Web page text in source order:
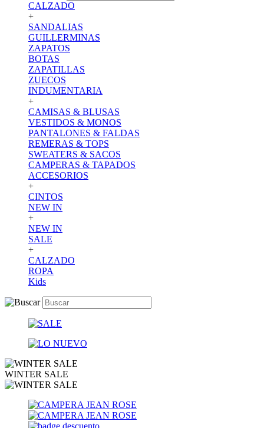
CALZADO
+
SANDALIAS
GUILLERMINAS
ZAPATOS
BOTAS
ZAPATILLAS
ZUECOS
INDUMENTARIA
+
CAMISAS & BLUSAS
VESTIDOS & MONOS
PANTALONES & FALDAS
REMERAS & TOPS
SWEATERS & SACOS
CAMPERAS & TAPADOS
ACCESORIOS
+
CINTOS
NEW IN
+
NEW IN
SALE
+
CALZADO
ROPA
Kids
WINTER SALE